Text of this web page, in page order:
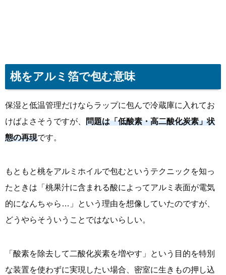
桃をアルミ箔で包む意味
保湿と低温管理だけならラップに包んで冷蔵庫に入れてお
けばよさそうですが、 問題は「低酸素・高二酸化炭素」状
態の再現です。
もともと桃をアルミホイルで包むというテクニックを知っ
たときは「桃果汁に含まれる酸によってアルミ表面が電気
的になんちゃら…」という理由を想像していたのですが、
どうやらそういうことではないらしい。
「酸素を除去して二酸化炭素を増やす」という目的を特別
な装置を使わずに実現したい場合、密室に生きもの押し込